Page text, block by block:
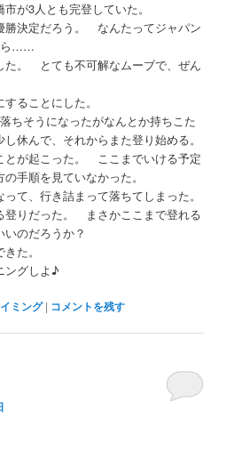
が3人とも完登していた。
勝決定だろう。 なんたってジャパン
ら……
た。 とても不可解なムーブで、ぜん
ることにした。
ちそうになったがなんとか持ちこた
休んで、それからまた登り始める。
とが起こった。 ここまでいける予定
手順を見ていなかった。
て、行き詰まって落ちてしまった。
登りだった。 まさかここまで登れる
のだろうか？
た。
ングしよ♪
ミング | コメントを残す